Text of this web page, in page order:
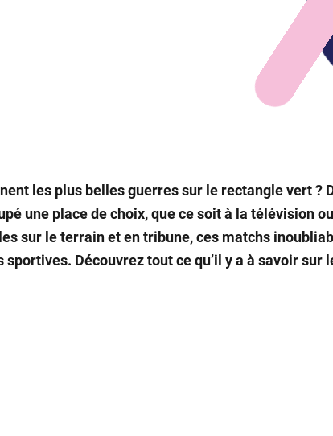
les plus belles guerres sur le rectangle vert ?
une place de choix, que ce soit à la télévision
sur le terrain et en tribune, ces matchs
Découvrez tout ce qu’il y a à savoir sur